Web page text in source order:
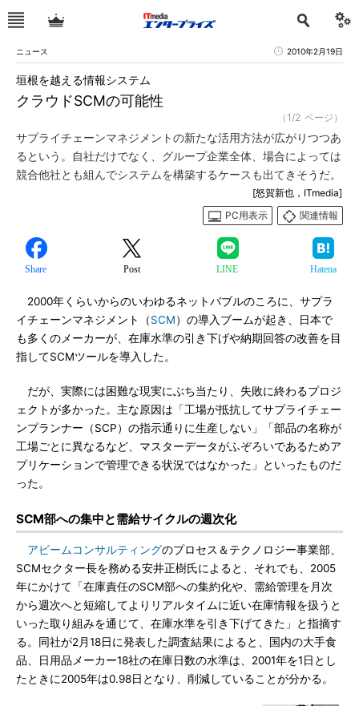
ニュース 2010年2月19日
クラウドSCMの可能性
垣根を越える情報システム
（1/2 ページ）
サプライチェーンマネジメントの新たな活用方法が広がりつつあ
るという。自社だけでなく、グループ企業全体、場合によっては
競合他社とも組んでシステムを構築するケースも出てきそうだ。
[怒賀新也，ITmedia]
PC用表示
関連情報
Share Post LINE Hatena
2000年くらいからのいわゆるネットバブルのころに、サプラ
イチェーンマネジメント（SCM）の導入ブームが起き、日本で
も多くのメーカーが、在庫水準の引き下げや納期回答の改善を目
指してSCMツールを導入した。
だが、実際には困難な現実にぶち当たり、失敗に終わるプロジ
ェクトが多かった。主な原因は「工場が抵抗してサプライチェー
ンプランナー（SCP）の指示通りに生産しない」「部品の名称が
工場ごとに異なるなど、マスターデータがふぞろいであるためア
プリケーションで管理できる状況ではなかった」といったものだ
った。
SCM部への集中と需給サイクルの週次化
アビームコンサルティングのプロセス＆テクノロジー事業部、
SCMセクター長を務める安井正樹氏によると、それでも、2005
年にかけて「在庫責任のSCM部への集約化や、需給管理を月次
から週次へと短縮してよりリアルタイムに近い在庫情報を扱うと
いった取り組みを通じて、在庫水準を引き下げてきた」と指摘す
る。同社が2月18日に発表した調査結果によると、国内の大手食
品、日用品メーカー18社の在庫日数の水準は、2001年を1日とし
たときに2005年は0.98日となり、削減していることが分かる。